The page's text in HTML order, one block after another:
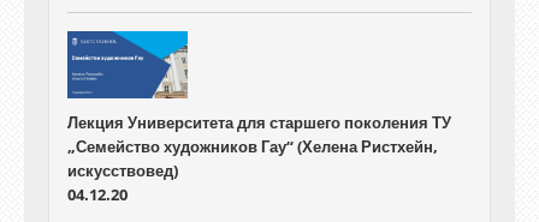
Лекция Университета для старшего поколения ТУ
„Семейство художников Гау“ (Хелена Ристхейн,
искусствовед)
04.12.20